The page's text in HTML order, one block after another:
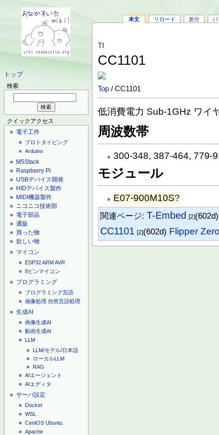
トップ
検索
クイックアクセス
電子工作
プロトタイピング
Arduino
M5Stack
Raspberry Pi
USBデバイス開発
HIDデバイス製作
MIDI機器製作
ニコニコ技術部
電子部品
通販
買った物
欲しい物
マイコン
ESP32ARMAVR
8ピンマイコン
プログラミング
プログラミング言語
画像処理 自然言語処理
生成AI
画像生成AI
動画生成AI
LLM
LLM/モデル/日本語
ローカルLLM
RAG
AIエージェント
AIエディタ
サーバ設定
Docker
WSL
CentOS Ubuntu
Apache
本文 リロード 差分 バ
TI
CC1101
Top / CC1101
低消費電力 Sub-1GHz ワイ
周波数帯
300-348, 387-464, 779-
モジュール
E07-900M10S?
関連ページ:T-Embed [2]
CC1101 [2](602d) Flipper